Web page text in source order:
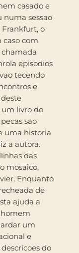
casado e
numa sessao
o
com
episodios
tecendo
e
uma historia
a autora.
das
mosaico,
Enquanto
de
ajuda a
homem
um
e
do